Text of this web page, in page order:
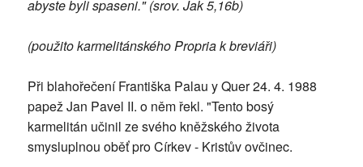
abyste byli spaseni." (srov. Jak 5,16b)
(použito karmelitánského Propria k breviáři)
Při blahořečení Františka Palau y Quer 24. 4. 1988
papež Jan Pavel II. o něm řekl. "Tento bosý
karmelitán učinil ze svého kněžského života
smysluplnou oběť pro Církev - Kristův ovčinec.